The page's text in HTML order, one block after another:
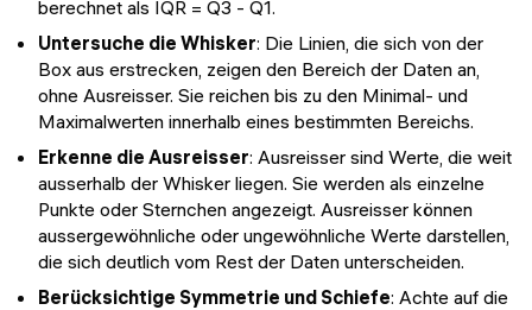
berechnet als IQR = Q3 - Q1.
Untersuche die Whisker: Die Linien, die sich von der
Box aus erstrecken, zeigen den Bereich der Daten an,
ohne Ausreisser. Sie reichen bis zu den Minimal- und
Maximalwerten innerhalb eines bestimmten Bereichs.
Erkenne die Ausreisser: Ausreisser sind Werte, die weit
ausserhalb der Whisker liegen. Sie werden als einzelne
Punkte oder Sternchen angezeigt. Ausreisser können
aussergewöhnliche oder ungewöhnliche Werte darstellen,
die sich deutlich vom Rest der Daten unterscheiden.
Berücksichtige Symmetrie und Schiefe: Achte auf die